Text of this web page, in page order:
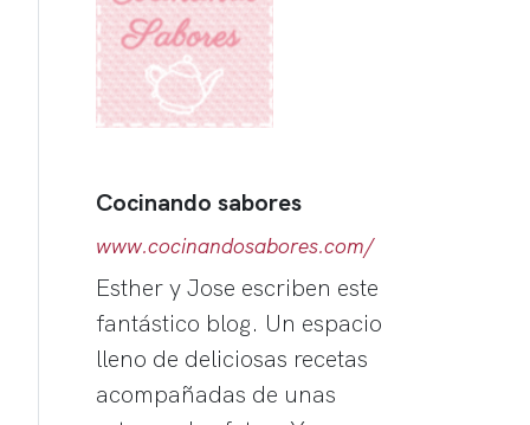
Cocinando sabores
www.cocinandosabores.com/
Esther y Jose escriben este
fantástico blog. Un espacio
lleno de deliciosas recetas
acompañadas de unas